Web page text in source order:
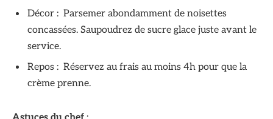
Décor : Parsemer abondamment de noisettes
concassées. Saupoudrez de sucre glace juste avant le
service.
Repos : Réservez au frais au moins 4h pour que la
crème prenne.